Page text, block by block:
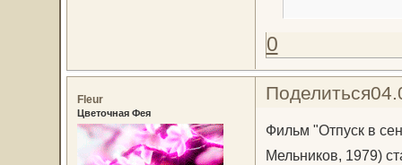
0
Поделиться
Fleur
Цветочная Фея
Фильм "Отпуск в
Мельников, 1979)